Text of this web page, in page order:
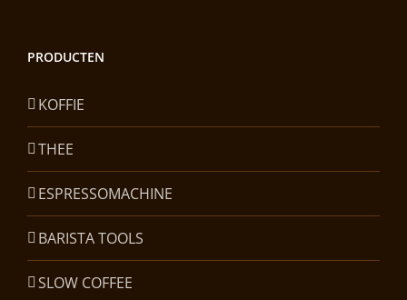
PRODUCTEN
KOFFIE
THEE
ESPRESSOMACHINE
BARISTA TOOLS
SLOW COFFEE